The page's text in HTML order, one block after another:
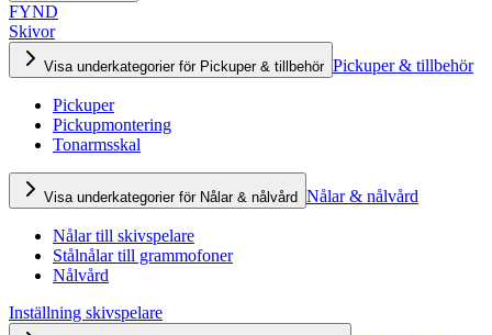
FYND
Skivor
Visa underkategorier för Pickuper & tillbehör Pickuper & tillbehör
Pickuper
Pickupmontering
Tonarmsskal
Visa underkategorier för Nålar & nålvård Nålar & nålvård
Nålar till skivspelare
Stålnålar till grammofoner
Nålvård
Inställning skivspelare